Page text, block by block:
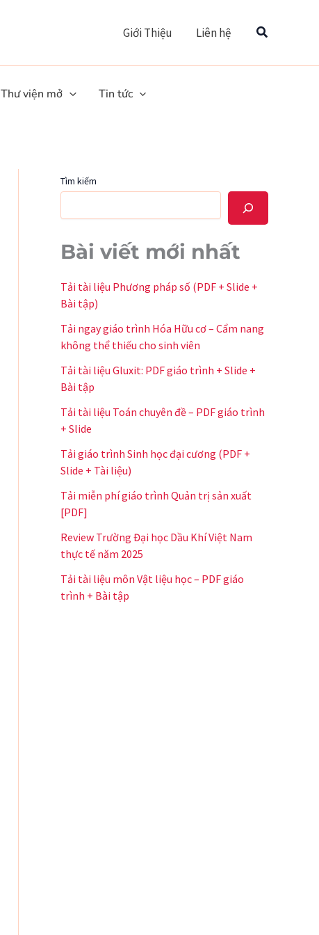
Giới Thiệu Liên hệ Tìm
Thư viện mở Tin tức
Tìm kiếm
Bài viết mới nhất
Tải tài liệu Phương pháp số (PDF + Slide +
Bài tập)
Tải ngay giáo trình Hóa Hữu cơ – Cẩm nang
không thể thiếu cho sinh viên
Tải tài liệu Gluxit: PDF giáo trình + Slide +
Bài tập
Tải tài liệu Toán chuyên đề – PDF giáo trình
+ Slide
Tải giáo trình Sinh học đại cương (PDF +
Slide + Tài liệu)
Tải miễn phí giáo trình Quản trị sản xuất
[PDF]
Review Trường Đại học Dầu Khí Việt Nam
thực tế năm 2025
Tải tài liệu môn Vật liệu học – PDF giáo
trình + Bài tập